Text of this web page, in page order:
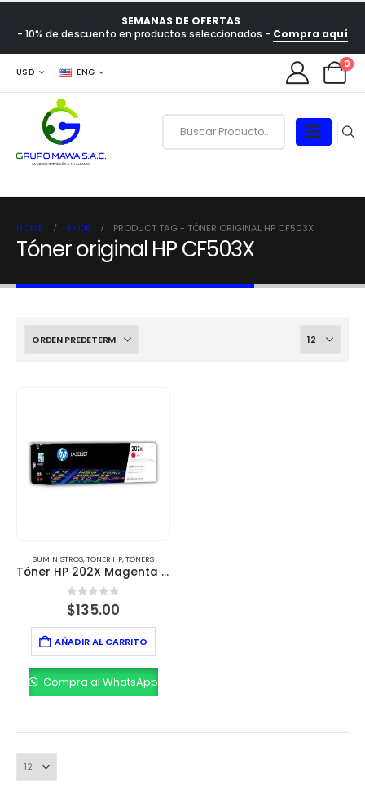
SEMANAS DE OFERTAS
- 10% de descuento en productos seleccionados - Compra aquí
USD ENG
0
HOME SHOP PRODUCT TAG - TÓNER ORIGINAL HP CF503X
Tóner original HP CF503X
SUMINISTROS,TONER HP,TONERS
Tóner HP 202X Magenta CF503X – Impresión con Color y Precisión Profesional
0out of 5
$135.00
AÑADIR AL CARRITO
Compra al WhatsApp